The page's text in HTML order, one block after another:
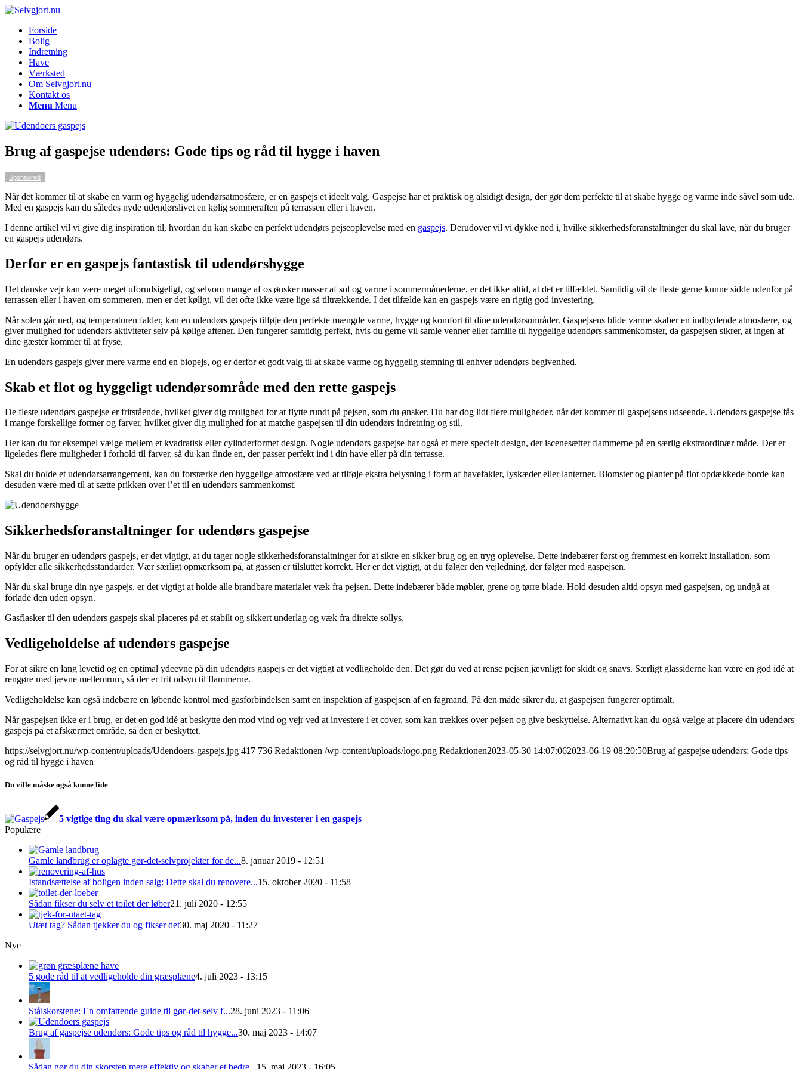
Forside
Bolig
Indretning
Have
Værksted
Om Selvgjort.nu
Kontakt os
Menu Menu
Brug af gaspejse udendørs: Gode tips og råd til hygge i haven
Sponsored
Når det kommer til at skabe en varm og hyggelig udendørsatmosfære, er en gaspejs et ideelt valg. Gaspejse har et praktisk og alsidigt design, der gør dem perfekte til at skabe hygge og varme inde såvel som ude.
Med en gaspejs kan du således nyde udendørslivet en kølig sommeraften på terrassen eller i haven.
I denne artikel vil vi give dig inspiration til, hvordan du kan skabe en perfekt udendørs pejseoplevelse med en gaspejs. Derudover vil vi dykke ned i, hvilke sikkerhedsforanstaltninger du skal lave, når du bruger
en gaspejs udendørs.
Derfor er en gaspejs fantastisk til udendørshygge
Det danske vejr kan være meget uforudsigeligt, og selvom mange af os ønsker masser af sol og varme i sommermånederne, er det ikke altid, at det er tilfældet. Samtidig vil de fleste gerne kunne sidde udenfor på
terrassen eller i haven om sommeren, men er det køligt, vil det ofte ikke være lige så tiltrækkende. I det tilfælde kan en gaspejs være en rigtig god investering.
Når solen går ned, og temperaturen falder, kan en udendørs gaspejs tilføje den perfekte mængde varme, hygge og komfort til dine udendørsområder. Gaspejsens blide varme skaber en indbydende atmosfære, og
giver mulighed for udendørs aktiviteter selv på kølige aftener. Den fungerer samtidig perfekt, hvis du gerne vil samle venner eller familie til hyggelige udendørs sammenkomster, da gaspejsen sikrer, at ingen af
dine gæster kommer til at fryse.
En udendørs gaspejs giver mere varme end en biopejs, og er derfor et godt valg til at skabe varme og hyggelig stemning til enhver udendørs begivenhed.
Skab et flot og hyggeligt udendørsområde med den rette gaspejs
De fleste udendørs gaspejse er fritstående, hvilket giver dig mulighed for at flytte rundt på pejsen, som du ønsker. Du har dog lidt flere muligheder, når det kommer til gaspejsens udseende. Udendørs gaspejse fås
i mange forskellige former og farver, hvilket giver dig mulighed for at matche gaspejsen til din udendørs indretning og stil.
Her kan du for eksempel vælge mellem et kvadratisk eller cylinderformet design. Nogle udendørs gaspejse har også et mere specielt design, der iscenesætter flammerne på en særlig ekstraordinær måde. Der er
ligeledes flere muligheder i forhold til farver, så du kan finde en, der passer perfekt ind i din have eller på din terrasse.
Skal du holde et udendørsarrangement, kan du forstærke den hyggelige atmosfære ved at tilføje ekstra belysning i form af havefakler, lyskæder eller lanterner. Blomster og planter på flot opdækkede borde kan
desuden være med til at sætte prikken over i’et til en udendørs sammenkomst.
Sikkerhedsforanstaltninger for udendørs gaspejse
Når du bruger en udendørs gaspejs, er det vigtigt, at du tager nogle sikkerhedsforanstaltninger for at sikre en sikker brug og en tryg oplevelse. Dette indebærer først og fremmest en korrekt installation, som
opfylder alle sikkerhedsstandarder. Vær særligt opmærksom på, at gassen er tilsluttet korrekt. Her er det vigtigt, at du følger den vejledning, der følger med gaspejsen.
Når du skal bruge din nye gaspejs, er det vigtigt at holde alle brandbare materialer væk fra pejsen. Dette indebærer både møbler, grene og tørre blade. Hold desuden altid opsyn med gaspejsen, og undgå at
forlade den uden opsyn.
Gasflasker til den udendørs gaspejs skal placeres på et stabilt og sikkert underlag og væk fra direkte sollys.
Vedligeholdelse af udendørs gaspejse
For at sikre en lang levetid og en optimal ydeevne på din udendørs gaspejs er det vigtigt at vedligeholde den. Det gør du ved at rense pejsen jævnligt for skidt og snavs. Særligt glassiderne kan være en god idé at
rengøre med jævne mellemrum, så der er frit udsyn til flammerne.
Vedligeholdelse kan også indebære en løbende kontrol med gasforbindelsen samt en inspektion af gaspejsen af en fagmand. På den måde sikrer du, at gaspejsen fungerer optimalt.
Når gaspejsen ikke er i brug, er det en god idé at beskytte den mod vind og vejr ved at investere i et cover, som kan trækkes over pejsen og give beskyttelse. Alternativt kan du også vælge at placere din udendørs
gaspejs på et afskærmet område, så den er beskyttet.
https://selvgjort.nu/wp-content/uploads/Udendoers-gaspejs.jpg 417 736 Redaktionen /wp-content/uploads/logo.png Redaktionen2023-05-30 14:07:062023-06-19 08:20:50Brug af gaspejse udendørs: Gode tips
og råd til hygge i haven
Du ville måske også kunne lide
5 vigtige ting du skal være opmærksom på, inden du investerer i en gaspejs
Populære
Gamle landbrug er oplagte gør-det-selvprojekter for de...8. januar 2019 - 12:51
Istandsættelse af boligen inden salg: Dette skal du renovere...15. oktober 2020 - 11:58
Sådan fikser du selv et toilet der løber21. juli 2020 - 12:55
Utæt tag? Sådan tjekker du og fikser det30. maj 2020 - 11:27
Nye
5 gode råd til at vedligeholde din græsplæne4. juli 2023 - 13:15
Stålskorstene: En omfattende guide til gør-det-selv f...28. juni 2023 - 11:06
Brug af gaspejse udendørs: Gode tips og råd til hygge...30. maj 2023 - 14:07